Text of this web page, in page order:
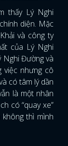
thấy Lý Nghi
diện. Mặc
và công ty
của Lý Nghi
Nghi Đường và
nhưng cô
có tâm lý dần
là một nhân
có “quay xe”
thì mình